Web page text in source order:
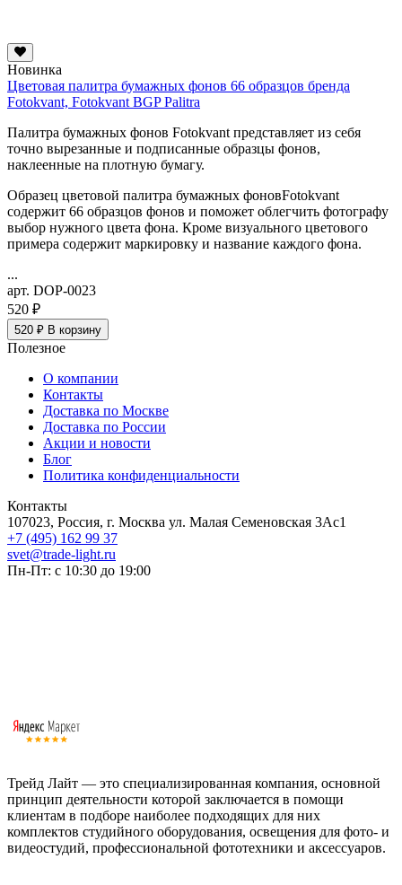
Новинка
Цветовая палитра бумажных фонов 66 образцов бренда
Fotokvant, Fotokvant BGP Palitra
Палитра бумажных фонов Fotokvant представляет из себя
точно вырезанные и подписанные образцы фонов,
наклеенные на плотную бумагу.
Образец цветовой палитра бумажных фоновFotokvant
содержит 66 образцов фонов и поможет облегчить фотографу
выбор нужного цвета фона. Кроме визуального цветового
примера содержит маркировку и название каждого фона.
...
арт. DOP-0023
520 ₽
520 ₽ В корзину
Полезное
О компании
Контакты
Доставка по Москве
Доставка по России
Акции и новости
Блог
Политика конфиденциальности
Контакты
107023, Россия, г. Москва ул. Малая Семеновская 3Ас1
+7 (495) 162 99 37
svet@trade-light.ru
Пн-Пт: с 10:30 до 19:00
Трейд Лайт — это специализированная компания, основной
принцип деятельности которой заключается в помощи
клиентам в подборе наиболее подходящих для них
комплектов студийного оборудования, освещения для фото- и
видеостудий, профессиональной фототехники и аксессуаров.